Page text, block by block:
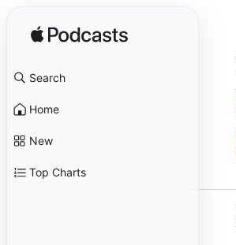
Search
Home
New
Top Charts